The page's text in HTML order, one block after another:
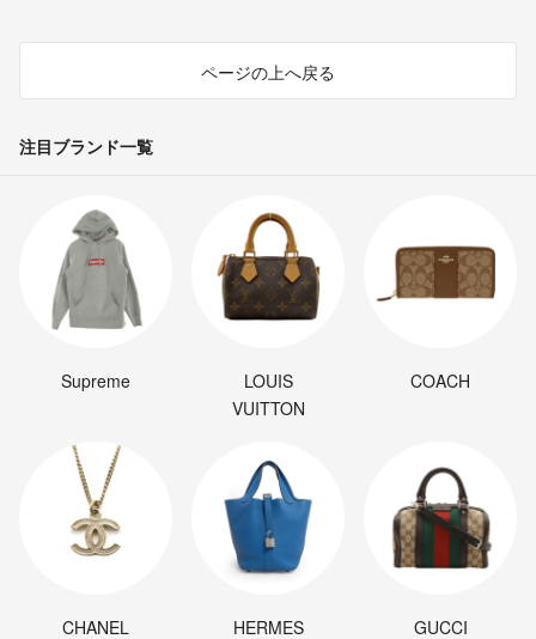
ページの上へ戻る
注目ブランド一覧
Supreme
LOUIS
VUITTON
COACH
CHANEL HERMES GUCCI